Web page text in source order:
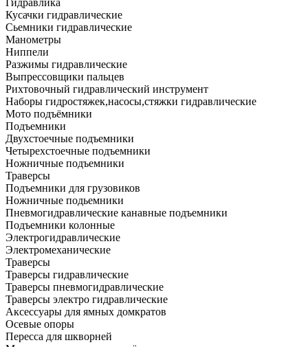
Гидравлика
Кусачки гидравлические
Сьемники гидравлические
Манометры
Ниппели
Разжимы гидравлические
Выпрессовщики пальцев
Рихтовочный гидравлический инструмент
Наборы гидростяжек,насосы,стяжки гидравлические
Мото подъёмники
Подъемники
Двухстоечные подъемники
Четырехстоечные подъемники
Ножничные подъемники
Траверсы
Подъемники для грузовиков
Ножничные подьемники
Пневмогидравлические канавные подъемники
Подъемники колонные
Электрогидравлические
Электромеханические
Траверсы
Траверсы гидравлические
Траверсы пневмогидравлические
Траверсы электро гидравлические
Аксессуары для ямных домкратов
Осевые опоры
Пересса для шкворней